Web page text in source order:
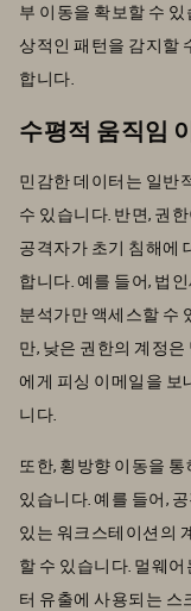
부 이동을 확보할 수
상적인 패턴을 감지할
합니다.
수평적 움직임
민감한 데이터는 일반
수 있습니다. 반면, 권
공격자가 초기 침해에
합니다. 예를 들어, 법
분석가만 액세스할 수
만, 낮은 권한의 계정
에게 피싱 이메일을 보
니다.
또한, 횡방향 이동을
있습니다. 예를 들어,
있는 워크스테이션의
할 수 있습니다. 멀웨어
터 유출에 사용되는 스